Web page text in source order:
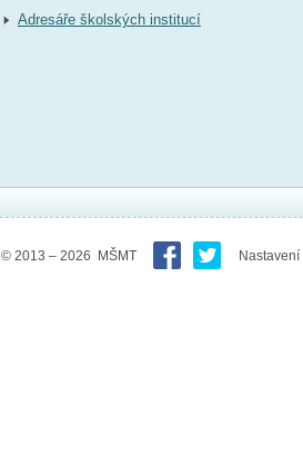
Adresáře školských institucí
© 2013 – 2026 MŠMT